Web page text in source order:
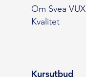
Om Svea VUX
Kvalitet
Kursutbud